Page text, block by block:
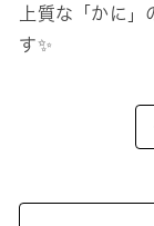
上質な「かに
す✨